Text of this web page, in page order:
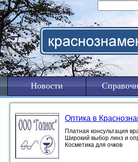
Новости
Оптика в
Платная консультация
Широкий выбор линз и
Косметика для очков